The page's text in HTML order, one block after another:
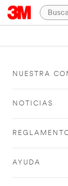
NUESTRA
NOTICIAS
AYUDA